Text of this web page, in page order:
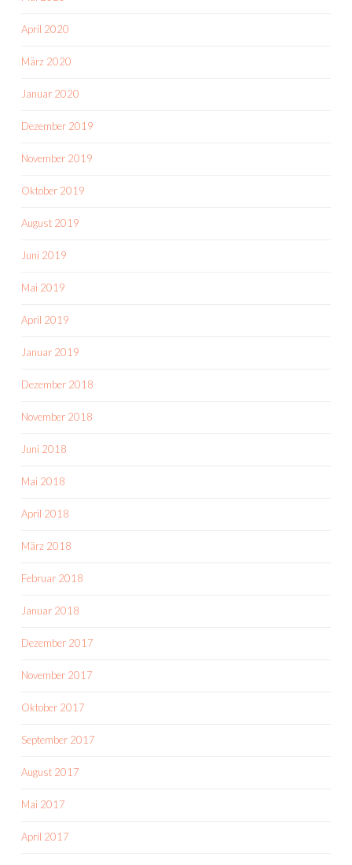
April 2020
März 2020
Januar 2020
Dezember 2019
November 2019
Oktober 2019
August 2019
Juni 2019
Mai 2019
April 2019
Januar 2019
Dezember 2018
November 2018
Juni 2018
Mai 2018
April 2018
März 2018
Februar 2018
Januar 2018
Dezember 2017
November 2017
Oktober 2017
September 2017
August 2017
Mai 2017
April 2017